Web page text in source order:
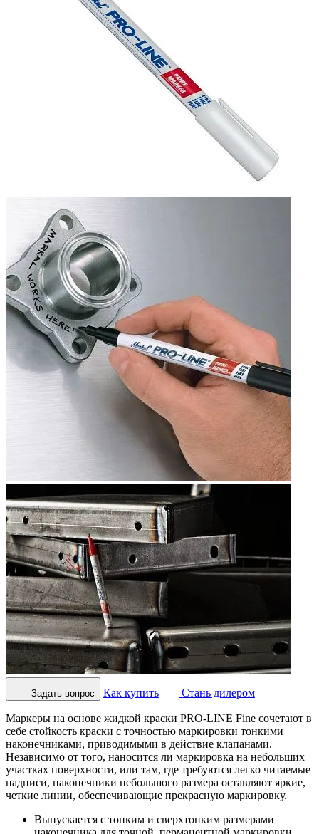
Задать вопрос Как купить Стань дилером
Маркеры на основе жидкой краски PRO-LINE Fine сочетают в
себе стойкость краски с точностью маркировки тонкими
наконечниками, приводимыми в действие клапанами.
Независимо от того, наносится ли маркировка на небольших
участках поверхности, или там, где требуются легко читаемые
надписи, наконечники небольшого размера оставляют яркие,
четкие линии, обеспечивающие прекрасную маркировку.
Выпускается с тонким и сверхтонким размерами